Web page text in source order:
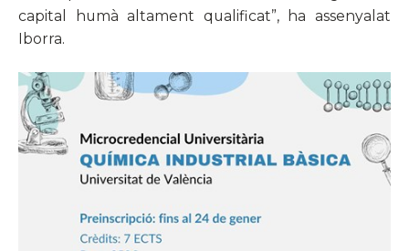
capital humà altament qualificat”, ha assenyalat
Iborra.